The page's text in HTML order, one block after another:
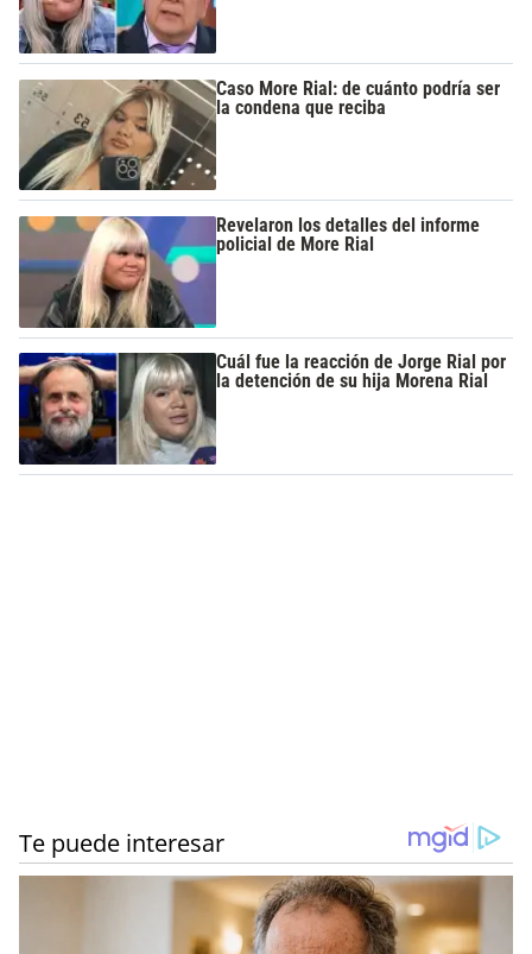
Caso More Rial: de cuánto podría ser
la condena que reciba
Revelaron los detalles del informe
policial de More Rial
Cuál fue la reacción de Jorge Rial por
la detención de su hija Morena Rial